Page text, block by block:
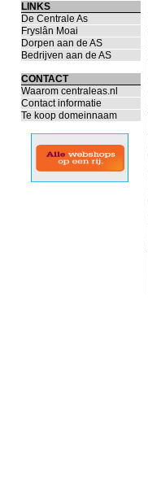
LINKS
De Centrale As
Fryslân Moai
Dorpen aan de AS
Bedrijven aan de AS
CONTACT
Waarom centraleas.nl
Contact informatie
Te koop domeinnaam